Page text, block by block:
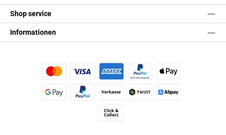
Shop service
Informationen
Kredit- oder Debitkarte Später BezahlenApple Pay
Vorkasse